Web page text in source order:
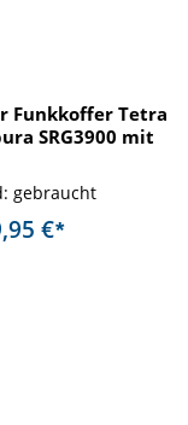
Funkkoffer Tetra
SRG3900 mit
gebraucht
€*